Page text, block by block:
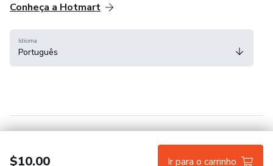
$10.00 Ir para o carrinho
Conheça a Hotmart
Idioma
Português